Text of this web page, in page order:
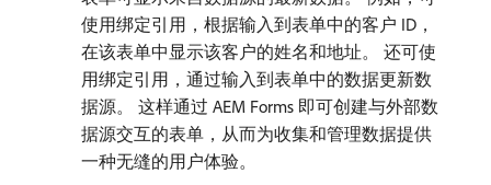
使用绑定引用，根据输入到表单中的客户 ID，
在该表单中显示该客户的姓名和地址。 还可使
用绑定引用，通过输入到表单中的数据更新数
据源。 这样通过 AEM Forms 即可创建与外部数
据源交互的表单，从而为收集和管理数据提供
一种无缝的用户体验。